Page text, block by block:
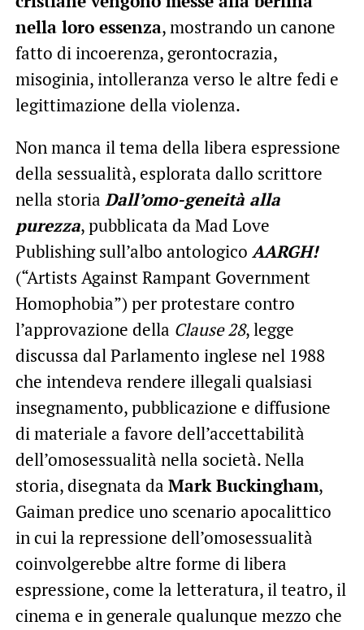
nella loro essenza, mostrando un canone
fatto di incoerenza, gerontocrazia,
misoginia, intolleranza verso le altre fedi e
legittimazione della violenza.
Non manca il tema della libera espressione
della sessualità, esplorata dallo scrittore
nella storia Dall’omo-geneità alla
purezza, pubblicata da Mad Love
Publishing sull’albo antologico AARGH!
(“Artists Against Rampant Government
Homophobia”) per protestare contro
l’approvazione della Clause 28, legge
discussa dal Parlamento inglese nel 1988
che intendeva rendere illegali qualsiasi
insegnamento, pubblicazione e diffusione
di materiale a favore dell’accettabilità
dell’omosessualità nella società. Nella
storia, disegnata da Mark Buckingham,
Gaiman predice uno scenario apocalittico
in cui la repressione dell’omosessualità
coinvolgerebbe altre forme di libera
espressione, come la letteratura, il teatro, il
cinema e in generale qualunque mezzo che